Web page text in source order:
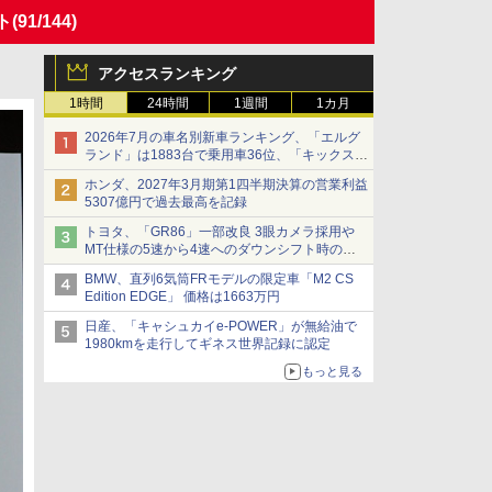
(91/144)
アクセスランキング
1時間 24時間 1週間 1カ月
2026年7月の車名別新車ランキング、「エルグ
ランド」は1883台で乗用車36位、「キックス」
は2591台で27位に
ホンダ、2027年3月期第1四半期決算の営業利益
5307億円で過去最高を記録
トヨタ、「GR86」一部改良 3眼カメラ採用や
MT仕様の5速から4速へのダウンシフト時の操
作性向上など
BMW、直列6気筒FRモデルの限定車「M2 CS
Edition EDGE」 価格は1663万円
日産、「キャシュカイe-POWER」が無給油で
1980kmを走行してギネス世界記録に認定
もっと見る